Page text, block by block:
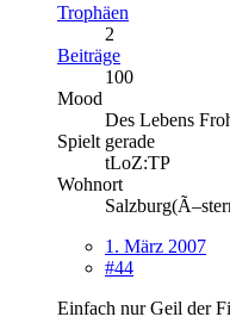
Trophäen
2
Beiträge
100
Mood
Des Lebens
Spielt gerade
tLoZ:TP
Wohnort
1. März 2007
#44
Einfach nur Geil der